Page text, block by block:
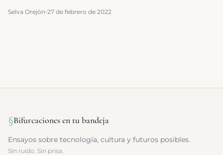
Selva Orejón 27 de febrero de 2022
§Bifurcaciones en tu bandeja
Ensayos sobre tecnología, cultura y futuros posibles.
Sin ruido. Sin prisa.